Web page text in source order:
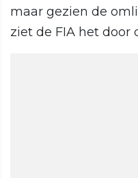
maar gezien de
ziet de FIA het door